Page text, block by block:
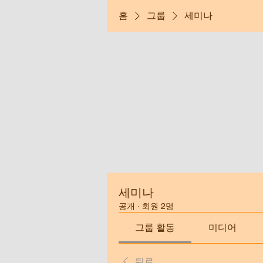
홈 그룹 세미나
세미나
공개 · 회원 2명
그룹 활동 미디어